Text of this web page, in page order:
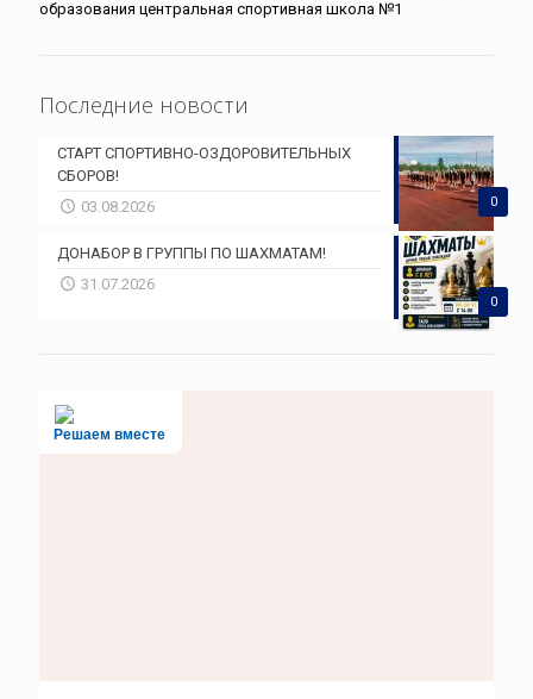
образования центральная спортивная школа №1
Последние новости
0
СТАРТ СПОРТИВНО-ОЗДОРОВИТЕЛЬНЫХ
СБОРОВ!
03.08.2026
0
ДОНАБОР В ГРУППЫ ПО ШАХМАТАМ!
31.07.2026
Решаем вместе